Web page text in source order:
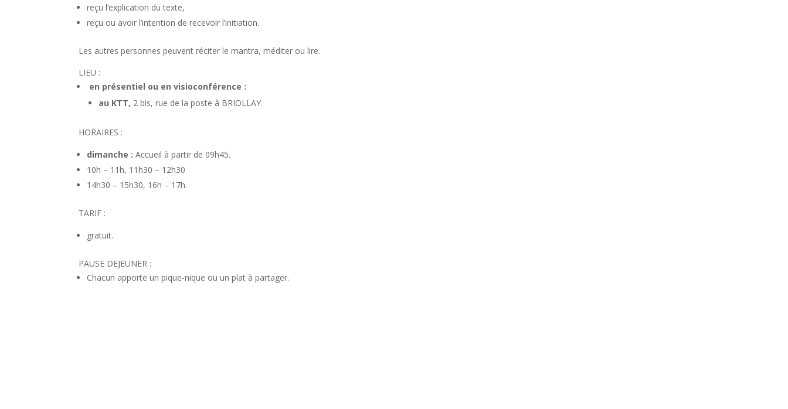
reçu l’explication du texte,
reçu ou avoir l’intention de recevoir l’initiation.
Les autres personnes peuvent réciter le mantra, méditer ou lire.
LIEU :
en présentiel ou en visioconférence :
au KTT, 2 bis, rue de la poste à BRIOLLAY.
HORAIRES :
dimanche :Accueil à partir de 09h45.
10h – 11h, 11h30 – 12h30
14h30 – 15h30, 16h – 17h.
TARIF :
gratuit.
PAUSE DEJEUNER :
Chacun apporte un pique-nique ou un plat à partager.